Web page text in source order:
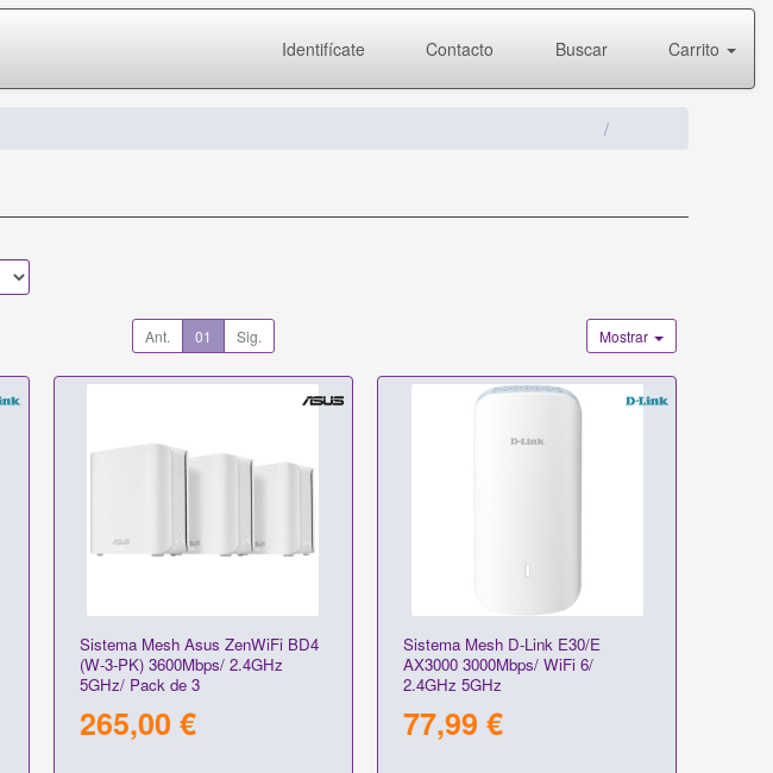
Identifícate Contacto Buscar Carrito
Ant. 01 Sig. Mostrar
Sistema Mesh Asus ZenWiFi BD4
(W-3-PK) 3600Mbps/ 2.4GHz
5GHz/ Pack de 3
265,00 €
Sistema Mesh D-Link E30/E
AX3000 3000Mbps/ WiFi 6/
2.4GHz 5GHz
77,99 €